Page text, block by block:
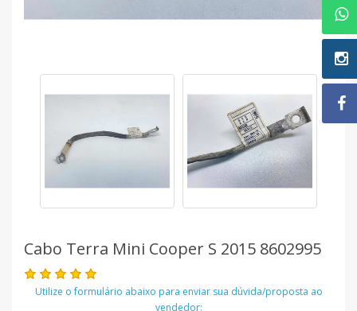
Cabo Terra Mini Cooper S 2015 8602995
Utilize o formulário abaixo para enviar sua dúvida/proposta ao
vendedor: